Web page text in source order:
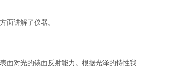
面讲解了仪器。
面对光的镜面反射能力。根据光泽的特性我